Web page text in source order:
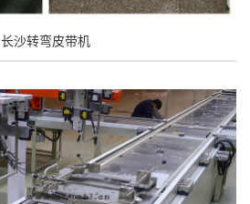
长沙转弯皮带机